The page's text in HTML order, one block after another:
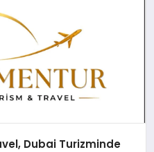
Dubai Turizminde